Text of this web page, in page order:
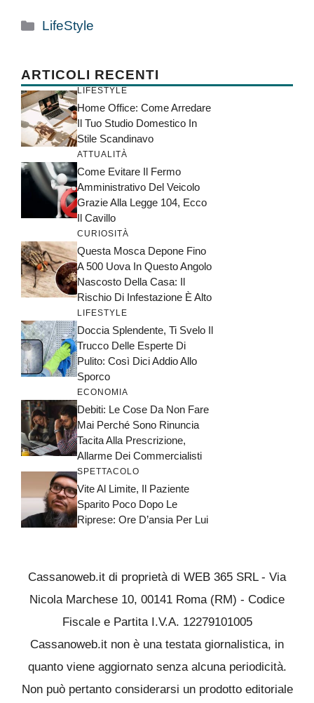
Categorie
LifeStyle
ARTICOLI RECENTI
LIFESTYLE
Home Office: Come Arredare
Il Tuo Studio Domestico In
Stile Scandinavo
ATTUALITÀ
Come Evitare Il Fermo
Amministrativo Del Veicolo
Grazie Alla Legge 104, Ecco
Il Cavillo
CURIOSITÀ
Questa Mosca Depone Fino
A 500 Uova In Questo Angolo
Nascosto Della Casa: Il
Rischio Di Infestazione È Alto
LIFESTYLE
Doccia Splendente, Ti Svelo Il
Trucco Delle Esperte Di
Pulito: Così Dici Addio Allo
Sporco
ECONOMIA
Debiti: Le Cose Da Non Fare
Mai Perché Sono Rinuncia
Tacita Alla Prescrizione,
Allarme Dei Commercialisti
SPETTACOLO
Vite Al Limite, Il Paziente
Sparito Poco Dopo Le
Riprese: Ore D’ansia Per Lui
Cassanoweb.it di proprietà di WEB 365 SRL - Via
Nicola Marchese 10, 00141 Roma (RM) - Codice
Fiscale e Partita I.V.A. 12279101005
Cassanoweb.it non è una testata giornalistica, in
quanto viene aggiornato senza alcuna periodicità.
Non può pertanto considerarsi un prodotto editoriale